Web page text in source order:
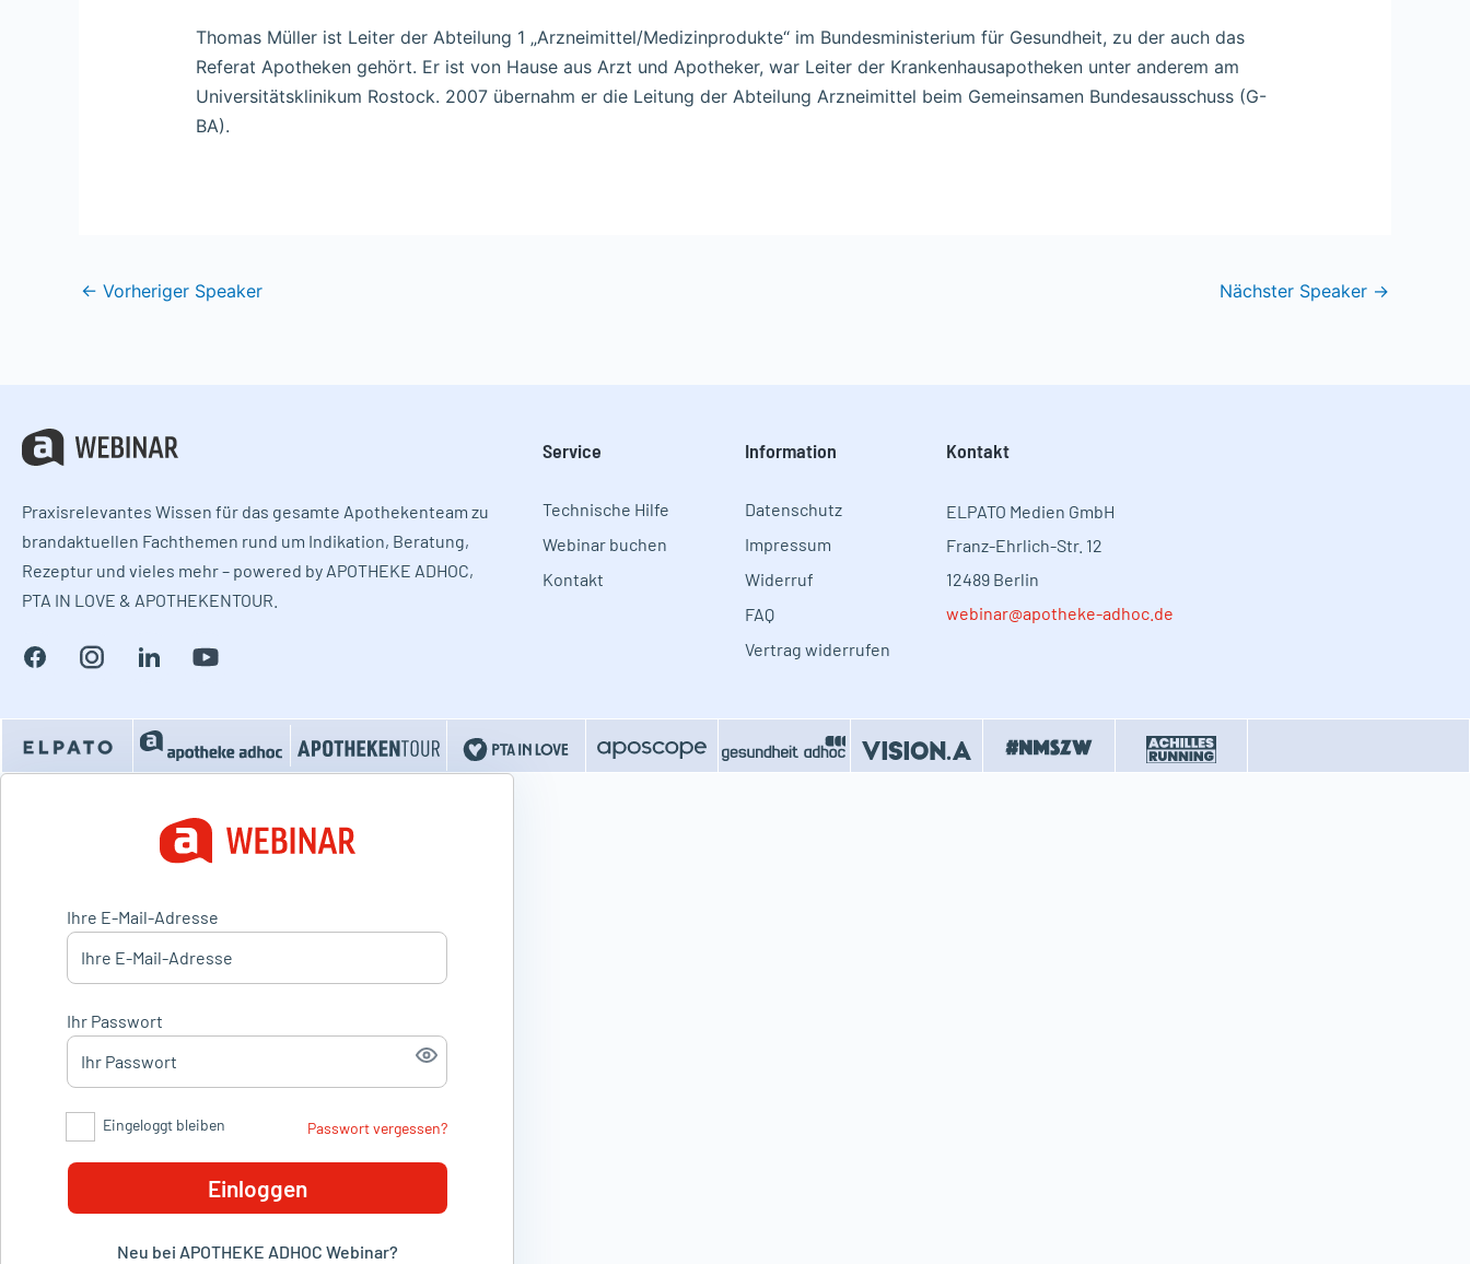
Thomas Müller ist Leiter der Abteilung 1 „Arzneimittel/Medizinprodukte“ im Bundesministerium für Gesundheit, zu der auch das
Referat Apotheken gehört. Er ist von Hause aus Arzt und Apotheker, war Leiter der Krankenhausapotheken unter anderem am
Universitätsklinikum Rostock. 2007 übernahm er die Leitung der Abteilung Arzneimittel beim Gemeinsamen Bundesausschuss (G-
BA).
← Vorheriger Speaker Nächster Speaker →
Praxisrelevantes Wissen für das gesamte Apothekenteam zu
brandaktuellen Fachthemen rund um Indikation, Beratung,
Rezeptur und vieles mehr – powered by APOTHEKE ADHOC,
PTA IN LOVE & APOTHEKENTOUR.
Service
Technische Hilfe
Webinar buchen
Kontakt
Information​
Datenschutz
Impressum
Widerruf
FAQ
Vertrag widerrufen
Kontakt
ELPATO Medien GmbH
Franz-Ehrlich-Str. 12
12489 Berlin
webinar@apotheke-adhoc.de
Ihre E-Mail-Adresse
Ihr Passwort
Eingeloggt bleiben
Einloggen
Passwort vergessen?
Neu bei APOTHEKE ADHOC Webinar?